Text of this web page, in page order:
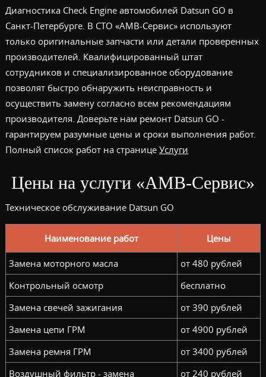
Диагностика Check Engine автомобилей Datsun GO в
Санкт-Петербурге. В СТО «АМВ-Сервис» используют
только оригинальные запчасти или детали проверенных
производителей. Квалифицированный штат
сотрудников и специализированное оборудование
позволят быстро обнаружить неисправность и
осуществить замену согласно всем рекомендациям
производителя. Доверьте нам ремонт Datsun GO -
гарантируем разумные цены и сроки выполнения работ.
Полный список работ на странице Услуги
Цены на услуги «АМВ-Сервис»
Техническое обслуживание Datsun GO
Наименование работ Цены
Замена моторного масла
от 480 рублей
Контрольный осмотр
бесплатно
Замена свечей зажигания
от 390 рублей
Замена цепи ГРМ
от 4900 рублей
Замена ремня ГРМ
от 3400 рублей
Воздушный фильтр - замена
от 240 рублей